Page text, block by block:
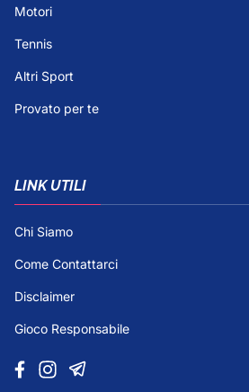
Motori
Tennis
Altri Sport
Provato per te
LINK UTILI
Chi Siamo
Come Contattarci
Disclaimer
Gioco Responsabile